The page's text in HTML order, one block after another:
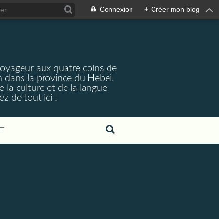
Connexion + Créer mon blog
aux quatre coins de
dans la province du Hebei.
la culture et de la langue
de tout ici !